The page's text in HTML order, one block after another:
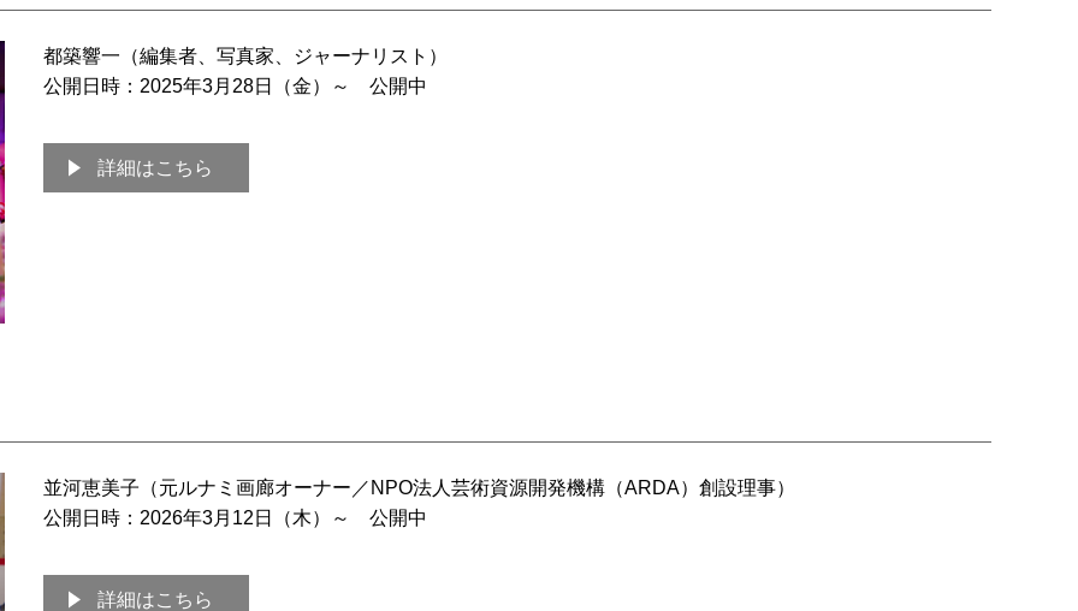
都築響一（編集者、写真家、ジャーナリスト）
公開日時：2025年3月28日（金）～ 公開中
詳細はこちら
並河恵美子（元ルナミ画廊オーナー／NPO法人芸術資源開発機構（ARDA）創設理事）
公開日時：2026年3月12日（木）～ 公開中
詳細はこちら